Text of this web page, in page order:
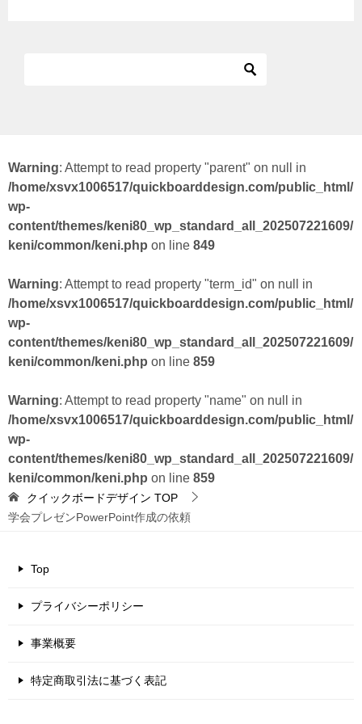
Warning: Attempt to read property "parent" on null in
/home/xsvx1006517/quickboarddesign.com/public_html/
wp-
content/themes/keni80_wp_standard_all_202507221609/
keni/common/keni.php on line 849
Warning: Attempt to read property "term_id" on null in
/home/xsvx1006517/quickboarddesign.com/public_html/
wp-
content/themes/keni80_wp_standard_all_202507221609/
keni/common/keni.php on line 859
Warning: Attempt to read property "name" on null in
/home/xsvx1006517/quickboarddesign.com/public_html/
wp-
content/themes/keni80_wp_standard_all_202507221609/
keni/common/keni.php on line 859
クイックボードデザイン TOP
学会プレゼンPowerPoint作成の依頼
Top
プライバシーポリシー
事業概要
特定商取引法に基づく表記